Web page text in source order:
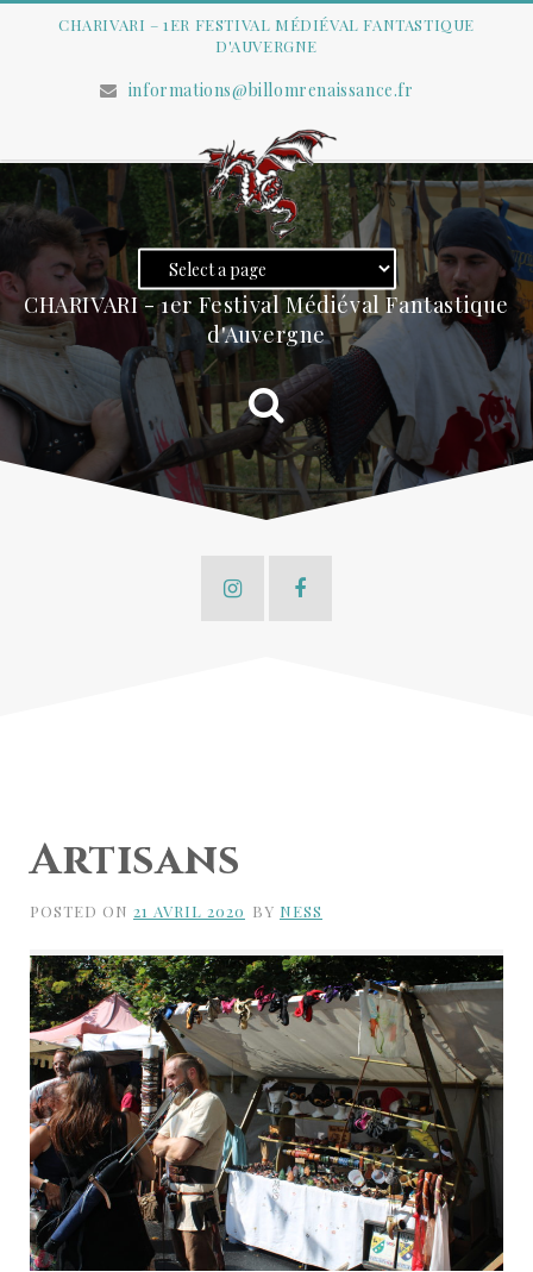
CHARIVARI – 1ER FESTIVAL MÉDIÉVAL FANTASTIQUE
D'AUVERGNE
informations@billomrenaissance.fr
CHARIVARI - 1er Festival Médiéval Fantastique
d'Auvergne
Artisans
POSTED ON 21 AVRIL 2020 BY NESS